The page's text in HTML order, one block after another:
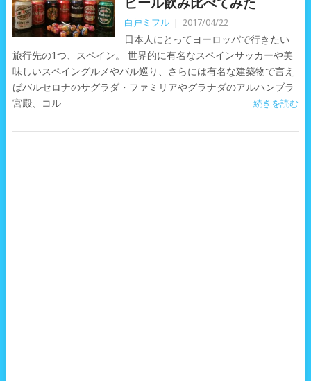
白戸ミフル 2017/04/22
日本人にとってヨーロッパで行きたい
旅行先の1つ、スペイン。 世界的に有名なスペインサッカーや美
味しいスペイングルメやバル巡り、さらには有名な建築物で言え
ばバルセロナのサグラダ・ファミリアやグラナダのアルハンブラ
宮殿、コル
続きを読む